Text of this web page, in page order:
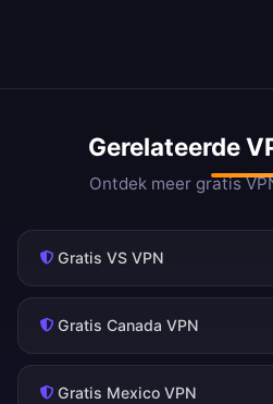
Gerelateerde
Ontdek meer gratis
Gratis VS VPN
Gratis Canada VPN
Gratis Mexico VPN